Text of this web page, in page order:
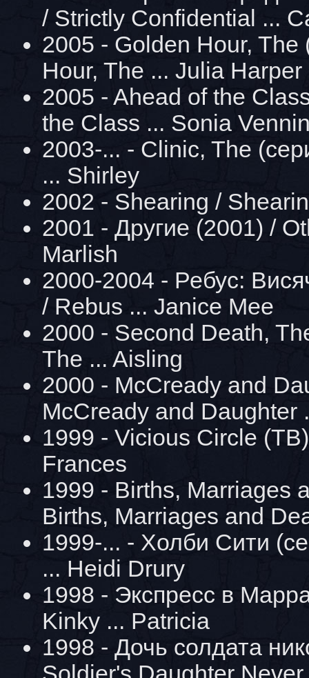
/ Strictly Confidential ...
2005 - Golden Hour, The
Hour, The ... Julia Harper
2005 - Ahead of the
the Class ... Sonia
2003-... - Clinic, The
... Shirley
2002 - Shearing /
2001 - Другие (2001) /
Marlish
2000-2004 - Ребус:
/ Rebus ... Janice Mee
2000 - Second Death,
The ... Aisling
2000 - McCready and
McCready and Daughter
1999 - Vicious Circle
Frances
1999 - Births, Marriages
Births, Marriages and
1999-... - Холби Сити
... Heidi Drury
1998 - Экспресс в
Kinky ... Patricia
1998 - Дочь солдата